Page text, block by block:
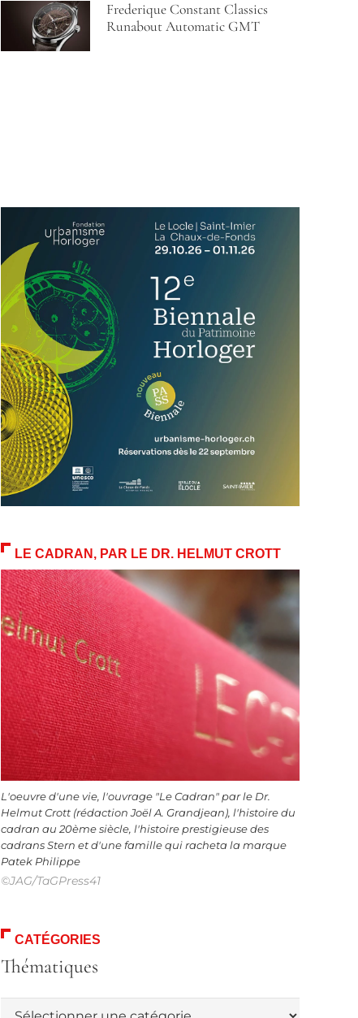
Frederique Constant Classics
Runabout Automatic GMT
LE CADRAN, PAR LE DR. HELMUT CROTT
L'oeuvre d'une vie, l'ouvrage "Le Cadran" par le Dr.
Helmut Crott (rédaction Joël A. Grandjean), l'histoire du
cadran au 20ème siècle, l'histoire prestigieuse des
cadrans Stern et d'une famille qui racheta la marque
Patek Philippe
©JAG/TaGPress41
CATÉGORIES
Thématiques